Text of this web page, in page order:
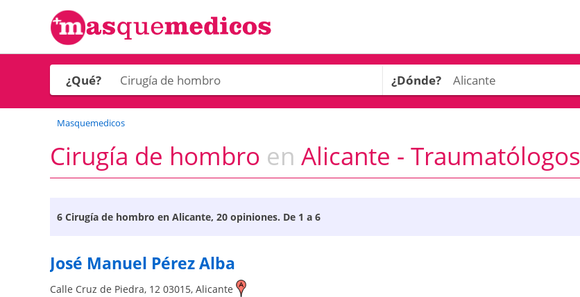
¿Qué? ¿Dónde?
Masquemedicos
Cirugía de hombro en Alicante - Traumatólogos
6 Cirugía de hombro en Alicante, 20 opiniones. De 1 a 6
José Manuel Pérez Alba
Calle Cruz de Piedra, 12 03015, Alicante